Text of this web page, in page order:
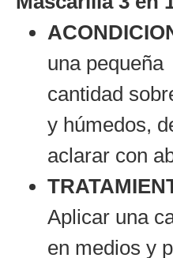
una pequeña
cantidad
y húmedos,
aclarar con
Aplicar una
en medios y